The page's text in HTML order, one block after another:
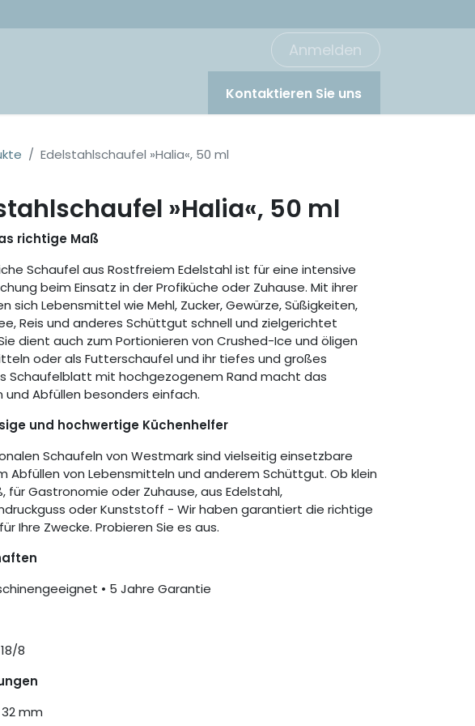
Anmelden
Kontaktieren Sie uns
Edelstahlschaufel »Halia«, 50 ml
»Halia«, 50 ml
richtige Maß
Schaufel aus Rostfreiem Edelstahl ist für eine intensive
beim Einsatz in der Profiküche oder Zuhause. Mit ihrer
sich Lebensmittel wie Mehl, Zucker, Gewürze, Süßigkeiten,
Reis und anderes Schüttgut schnell und zielgerichtet
dient auch zum Portionieren von Crushed-Ice und öligen
oder als Futterschaufel und ihr tiefes und großes
Schaufelblatt mit hochgezogenem Rand macht das
und Abfüllen besonders einfach.
und hochwertige Küchenhelfer
Schaufeln von Westmark sind vielseitig einsetzbare
Abfüllen von Lebensmitteln und anderem Schüttgut. Ob klein
für Gastronomie oder Zuhause, aus Edelstahl,
oder Kunststoff - Wir haben garantiert die richtige
Ihre Zwecke. Probieren Sie es aus.
• 5 Jahre Garantie
8
32 mm